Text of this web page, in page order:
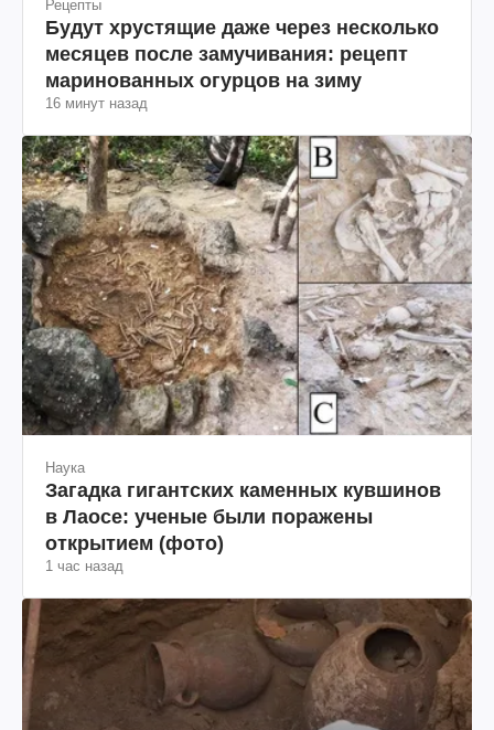
Рецепты
Будут хрустящие даже через несколько
месяцев после замучивания: рецепт
маринованных огурцов на зиму
16 минут назад
Наука
Загадка гигантских каменных кувшинов
в Лаосе: ученые были поражены
открытием (фото)
1 час назад